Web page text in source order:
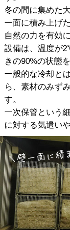
冬の間に集めた
一面に積み上げ
自然の力を有効
設備は、温度が
きの90%の状態を
一般的な冷却と
ら、素材のみず
す。
一次保管という
に対する気遣い